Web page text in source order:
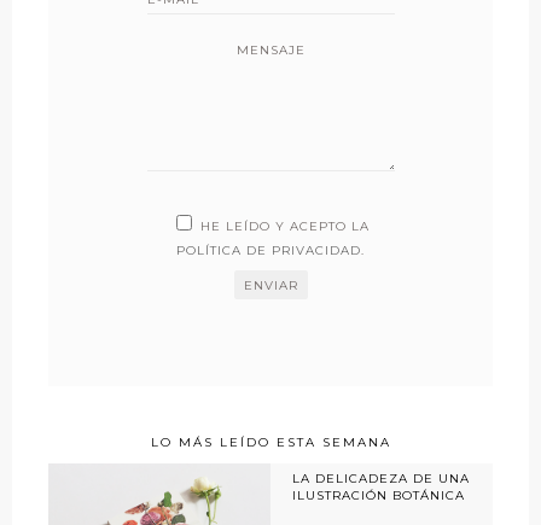
MENSAJE
HE LEÍDO Y ACEPTO LA
POLÍTICA DE PRIVACIDAD.
LO MÁS LEÍDO ESTA SEMANA
LA DELICADEZA DE UNA
ILUSTRACIÓN BOTÁNICA